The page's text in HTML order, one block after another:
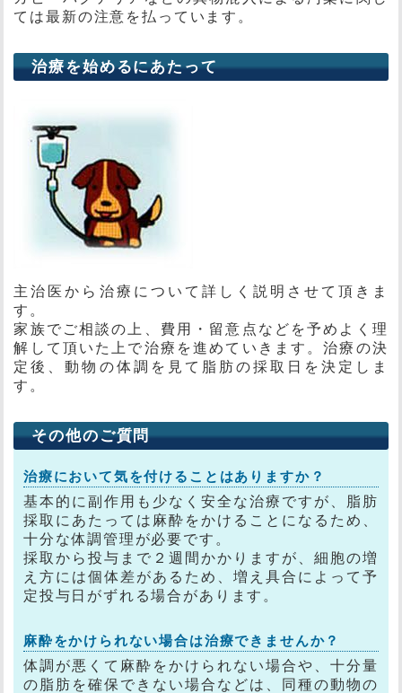
ては最新の注意を払っています。
治療を始めるにあたって
主治医から治療について詳しく説明させて頂きま
す。
家族でご相談の上、費用・留意点などを予めよく理
解して頂いた上で治療を進めていきます。治療の決
定後、動物の体調を見て脂肪の採取日を決定しま
す。
その他のご質問
治療において気を付けることはありますか？
基本的に副作用も少なく安全な治療ですが、脂肪
採取にあたっては麻酔をかけることになるため、
十分な体調管理が必要です。
採取から投与まで２週間かかりますが、細胞の増
え方には個体差があるため、増え具合によって予
定投与日がずれる場合があります。
麻酔をかけられない場合は治療できませんか？
体調が悪くて麻酔をかけられない場合や、十分量
の脂肪を確保できない場合などは、同種の動物の